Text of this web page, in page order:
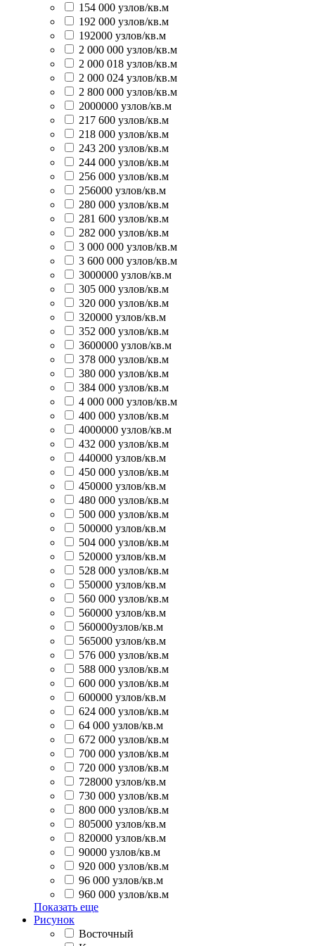
154 000 узлов/кв.м
192 000 узлов/кв.м
192000 узлов/кв.м
2 000 000 узлов/кв.м
2 000 018 узлов/кв.м
2 000 024 узлов/кв.м
2 800 000 узлов/кв.м
2000000 узлов/кв.м
217 600 узлов/кв.м
218 000 узлов/кв.м
243 200 узлов/кв.м
244 000 узлов/кв.м
256 000 узлов/кв.м
256000 узлов/кв.м
280 000 узлов/кв.м
281 600 узлов/кв.м
282 000 узлов/кв.м
3 000 000 узлов/кв.м
3 600 000 узлов/кв.м
3000000 узлов/кв.м
305 000 узлов/кв.м
320 000 узлов/кв.м
320000 узлов/кв.м
352 000 узлов/кв.м
3600000 узлов/кв.м
378 000 узлов/кв.м
380 000 узлов/кв.м
384 000 узлов/кв.м
4 000 000 узлов/кв.м
400 000 узлов/кв.м
4000000 узлов/кв.м
432 000 узлов/кв.м
440000 узлов/кв.м
450 000 узлов/кв.м
450000 узлов/кв.м
480 000 узлов/кв.м
500 000 узлов/кв.м
500000 узлов/кв.м
504 000 узлов/кв.м
520000 узлов/кв.м
528 000 узлов/кв.м
550000 узлов/кв.м
560 000 узлов/кв.м
560000 узлов/кв.м
560000узлов/кв.м
565000 узлов/кв.м
576 000 узлов/кв.м
588 000 узлов/кв.м
600 000 узлов/кв.м
600000 узлов/кв.м
624 000 узлов/кв.м
64 000 узлов/кв.м
672 000 узлов/кв.м
700 000 узлов/кв.м
720 000 узлов/кв.м
728000 узлов/кв.м
730 000 узлов/кв.м
800 000 узлов/кв.м
805000 узлов/кв.м
820000 узлов/кв.м
90000 узлов/кв.м
920 000 узлов/кв.м
96 000 узлов/кв.м
960 000 узлов/кв.м
Показать еще
Рисунок
Восточный